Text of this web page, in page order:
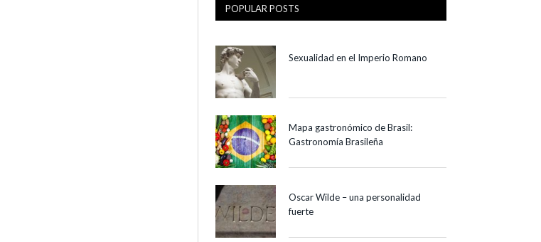
POPULAR POSTS
Sexualidad en el Imperio Romano
Mapa gastronómico de Brasil:
Gastronomía Brasileña
Oscar Wilde – una personalidad
fuerte